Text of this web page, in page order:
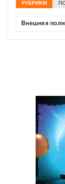
РУБРИКИ
Внешняя